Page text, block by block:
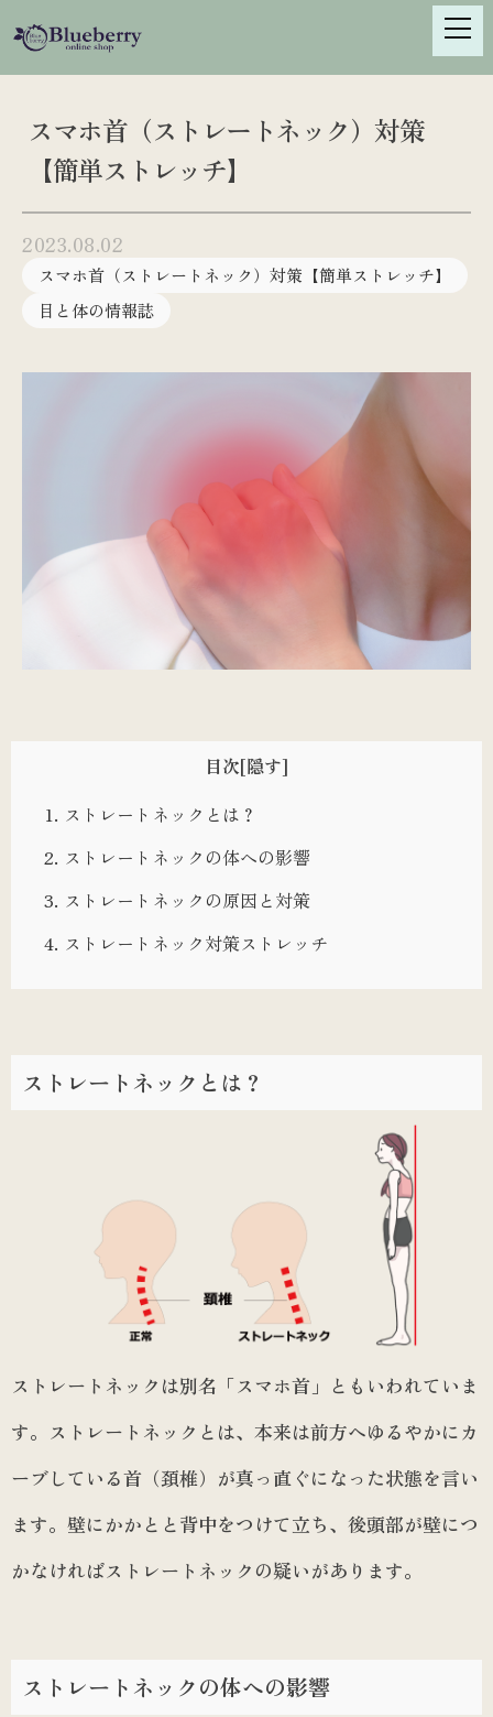
スマホ首（ストレートネック）対策
【簡単ストレッチ】
2023.08.02
スマホ首（ストレートネック）対策【簡単ストレッチ】
目と体の情報誌
目次[隠す]
1. ストレートネックとは？
2. ストレートネックの体への影響
3. ストレートネックの原因と対策
4. ストレートネック対策ストレッチ
ストレートネックとは？
ストレートネックは別名「スマホ首」ともいわれていま
す。ストレートネックとは、本来は前方へゆるやかにカ
ーブしている首（頚椎）が真っ直ぐになった状態を言い
ます。壁にかかとと背中をつけて立ち、後頭部が壁につ
かなければストレートネックの疑いがあります。
ストレートネックの体への影響